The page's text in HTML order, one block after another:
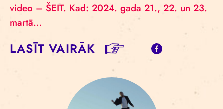
video – ŠEIT. Kad: 2024. gada 21., 22. un 23.
martā…
LASĪT VAIRĀK